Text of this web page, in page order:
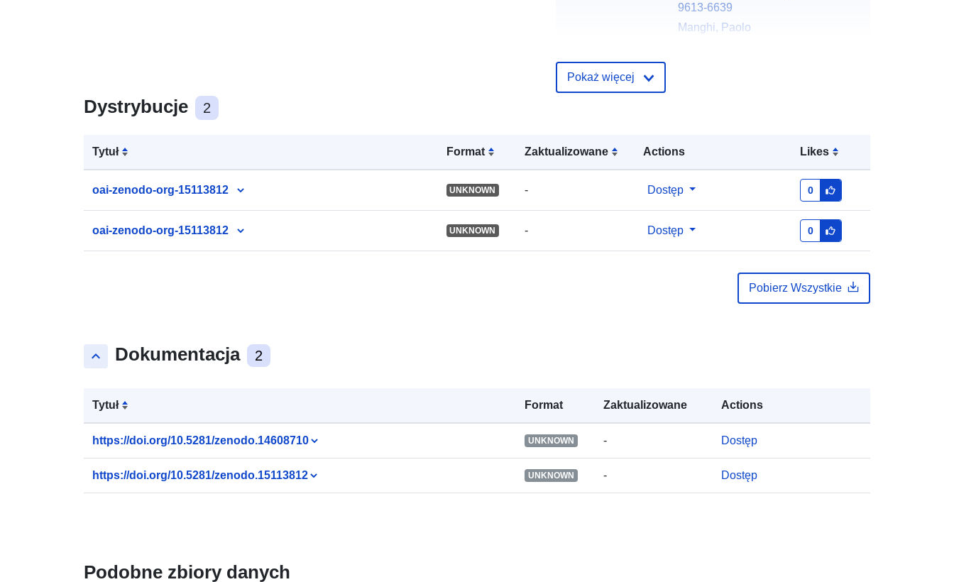
Dystrybucje 2
Tytuł Format Zaktualizowane Actions Likes
oai-zenodo-org-15113812 UNKNOWN - Dostęp 0
oai-zenodo-org-15113812 UNKNOWN - Dostęp 0
Pobierz Wszystkie
keyboard_arrow_up Dokumentacja 2
Tytuł Format Zaktualizowane Actions
https://doi.org/10.5281/zenodo.14608710 UNKNOWN - Dostęp
https://doi.org/10.5281/zenodo.15113812 UNKNOWN - Dostęp
9613-6639
Manghi, Paolo
Dimitropoulos, Harry
English
Dodany do data.europa.eu: 28 July
Inne
Pokaż więcej
Podobne zbiory danych